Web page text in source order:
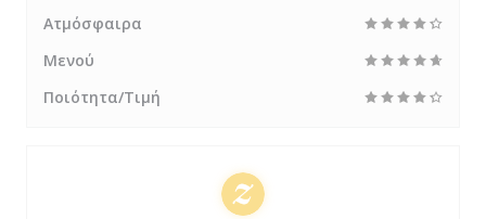
Ατμόσφαιρα
Μενού
Ποιότητα/Τιμή